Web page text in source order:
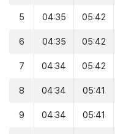
5 04:35 05:42
6 04:35 05:42
7 04:34 05:42
8 04:34 05:41
9 04:34 05:41